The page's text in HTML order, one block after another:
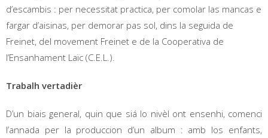
d’escambis : per necessitat practica, per comolar las mancas e
fargar d’aisinas, per demorar pas sol, dins la seguida de
Freinet, del movement Freinet e de la Cooperativa de
l’Ensanhament Laïc (C.E.L.).
Trabalh vertadièr
D’un biais general, quin que siá lo nivèl ont ensenhi, comenci
l’annada per la produccion d’un album : amb los enfants,